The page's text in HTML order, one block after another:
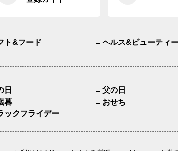
ト&フード ヘルス&ビューティー
日 父の日
暮
おせち
ックフライデー